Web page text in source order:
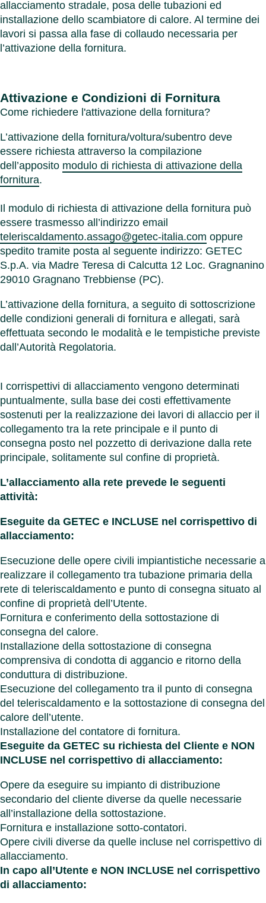
allacciamento stradale, posa delle tubazioni ed
installazione dello scambiatore di calore. Al termine dei
lavori si passa alla fase di collaudo necessaria per
l’attivazione della fornitura.
Attivazione e Condizioni di Fornitura
Come richiedere l'attivazione della fornitura?
L’attivazione della fornitura/voltura/subentro deve
essere richiesta attraverso la compilazione
dell’apposito modulo di richiesta di attivazione della
fornitura.
Il modulo di richiesta di attivazione della fornitura può
essere trasmesso all’indirizzo email
teleriscaldamento.assago@getec-italia.com oppure
spedito tramite posta al seguente indirizzo: GETEC
S.p.A. via Madre Teresa di Calcutta 12 Loc. Gragnanino
29010 Gragnano Trebbiense (PC).
L’attivazione della fornitura, a seguito di sottoscrizione
delle condizioni generali di fornitura e allegati, sarà
effettuata secondo le modalità e le tempistiche previste
dall’Autorità Regolatoria.
I corrispettivi di allacciamento vengono determinati
puntualmente, sulla base dei costi effettivamente
sostenuti per la realizzazione dei lavori di allaccio per il
collegamento tra la rete principale e il punto di
consegna posto nel pozzetto di derivazione dalla rete
principale, solitamente sul confine di proprietà.
L’allacciamento alla rete prevede le seguenti
attività:
Eseguite da GETEC e INCLUSE nel corrispettivo di
allacciamento:
Esecuzione delle opere civili impiantistiche necessarie a
realizzare il collegamento tra tubazione primaria della
rete di teleriscaldamento e punto di consegna situato al
confine di proprietà dell’Utente.
Fornitura e conferimento della sottostazione di
consegna del calore.
Installazione della sottostazione di consegna
comprensiva di condotta di aggancio e ritorno della
conduttura di distribuzione.
Esecuzione del collegamento tra il punto di consegna
del teleriscaldamento e la sottostazione di consegna del
calore dell’utente.
Installazione del contatore di fornitura.
Eseguite da GETEC su richiesta del Cliente e NON
INCLUSE nel corrispettivo di allacciamento:
Opere da eseguire su impianto di distribuzione
secondario del cliente diverse da quelle necessarie
all’installazione della sottostazione.
Fornitura e installazione sotto-contatori.
Opere civili diverse da quelle incluse nel corrispettivo di
allacciamento.
In capo all’Utente e NON INCLUSE nel corrispettivo
di allacciamento: